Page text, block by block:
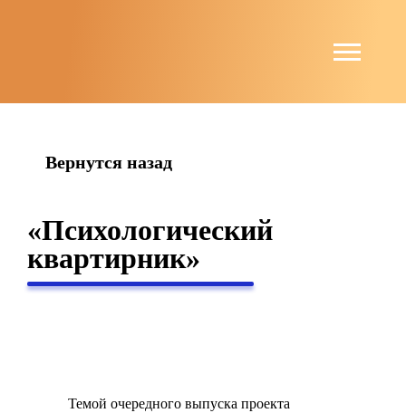
Вернутся назад
«Психологический
квартирник»
Темой очередного выпуска проекта